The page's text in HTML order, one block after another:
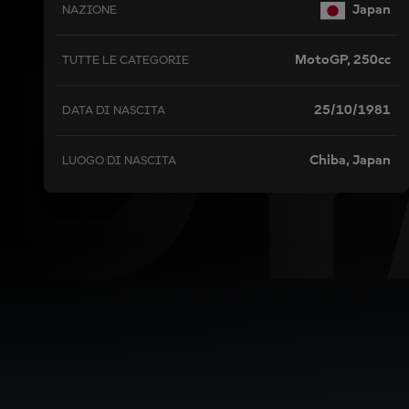
NAZIONE Japan
TUTTE LE CATEGORIE MotoGP, 250cc
DATA DI NASCITA 25/10/1981
LUOGO DI NASCITA Chiba, Japan